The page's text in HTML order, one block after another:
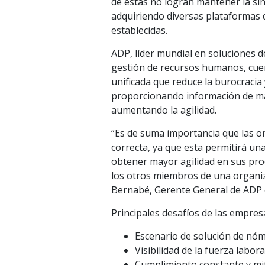
adquiriendo diversas
establecidas.
ADP, líder mundial en soluciones
gestión de recursos humanos,
unificada que reduce la
proporcionando información de
aumentando la agilidad.
“Es de suma importancia que las
correcta, ya que esta permitirá
obtener mayor agilidad en sus
los otros miembros de una
Bernabé, Gerente General de
Principales desafíos de las
Escenario de solución de
Visibilidad de la fuerza